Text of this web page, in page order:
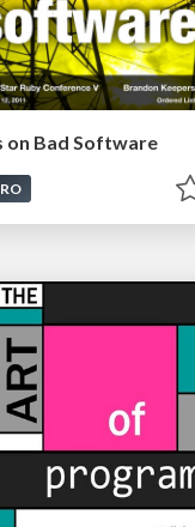
on Bad Software